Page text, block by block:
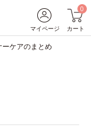
マイページ
0
カート
ーケアのまとめ